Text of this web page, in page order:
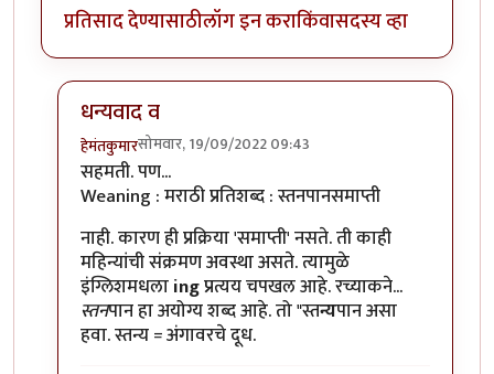
प्रतिसाद देण्यासाठीलॉग इन कराकिंवासदस्य व्हा
धन्यवाद व
हेमंतकुमारसोमवार, 19/09/2022 09:43
In reply toनेहेमीसारखाच छान लेख. चाळीस
सहमती. पण...
Weaning : मराठी प्रतिशब्द : स्तनपानसमाप्ती
नाही. कारण ही प्रक्रिया 'समाप्ती' नसते. ती काही
महिन्यांची संक्रमण अवस्था असते. त्यामुळे
इंग्लिशमधलाingप्रत्यय चपखल आहे. रच्याकने...
स्तनपान हा अयोग्य शब्द आहे. तो "स्तन्यपान असा
हवा. स्तन्य = अंगावरचे दूध.